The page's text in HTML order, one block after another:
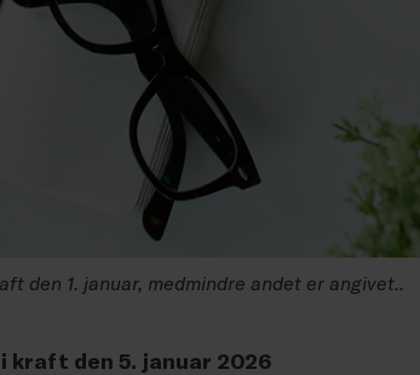
den 1. januar, medmindre andet er angivet..
den 5. januar 2026